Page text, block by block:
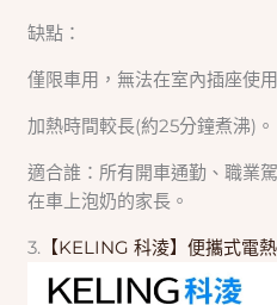
缺點：
僅限車用，無法在室內插座使
加熱時間較長(約25分鐘煮沸)。
適合誰：所有開車通勤、職業
在車上泡奶的家長。
3. 【KELING 科淩】便攜式電